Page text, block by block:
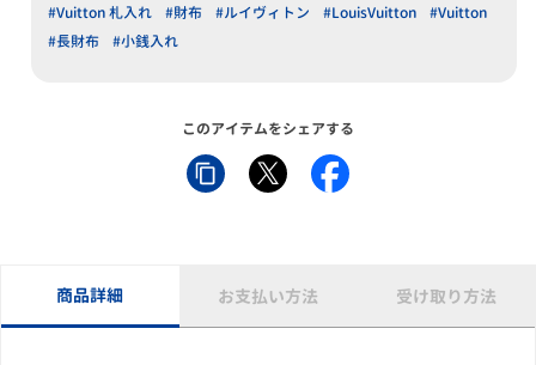
#Vuitton 札入れ
#財布 #ルイヴィトン #LouisVuitton
#Vuitton
#長財布
#小銭入れ
このアイテムをシェアする
商品詳細 お支払い方法 受け取り方法